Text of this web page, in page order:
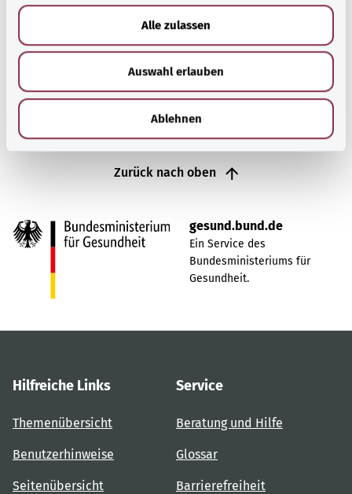
Alle zulassen
Auswahl erlauben
Ablehnen
anatomischen Voraussetzungen dafür, dass der Mensch
Mehr erfahren
Zurück nach oben
gesund.bund.de
Ein Service des
Bundesministeriums für
Gesundheit.
Hilfreiche Links
Themenübersicht
Benutzerhinweise
Seitenübersicht
Service
Beratung und Hilfe
Glossar
Barrierefreiheit